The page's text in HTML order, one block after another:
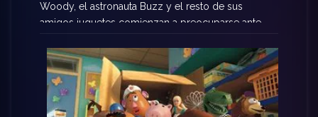
Woody, el astronauta Buzz y el resto de sus
amigos juguetes comienzan a preocuparse ante
una guardería, donde por ejemplo la muñeca
Barbie conocerá al guapo Ken. Esta reunión de
nuestros amigos con otros nuevos juguetes no
será sino el inicio de un montón de trepidantes y